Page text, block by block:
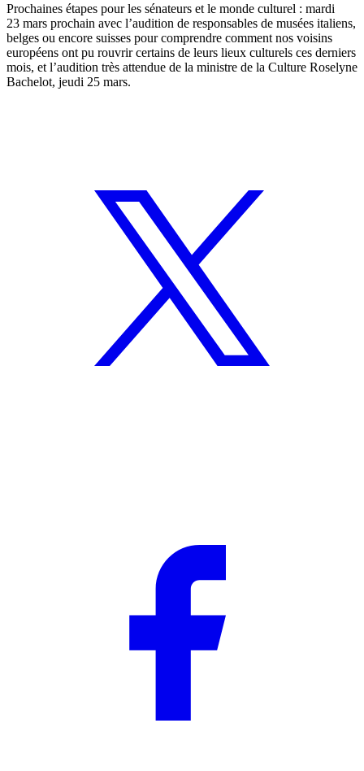
Prochaines étapes pour les sénateurs et le monde culturel : mardi
23 mars prochain avec l’audition de responsables de musées italiens,
belges ou encore suisses pour comprendre comment nos voisins
européens ont pu rouvrir certains de leurs lieux culturels ces derniers
mois, et l’audition très attendue de la ministre de la Culture Roselyne
Bachelot, jeudi 25 mars.